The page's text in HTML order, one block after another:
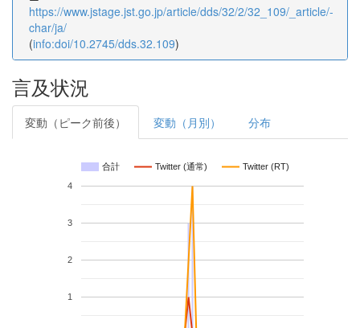
https://www.jstage.jst.go.jp/article/dds/32/2/32_109/_article/-
char/ja/
(info:doi/10.2745/dds.32.109)
言及状況
変動（ピーク前後） 変動（月別） 分布
合計 Twitter (通常) Twitter (RT)
1
2
3
4